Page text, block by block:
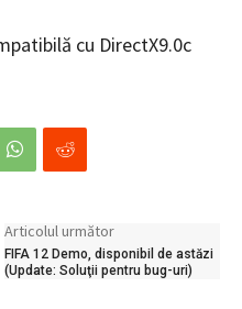
cu DirectX9.0c
Articolul următor
FIFA 12 Demo, disponibil de astăzi
(Update: Soluţii pentru bug-uri)